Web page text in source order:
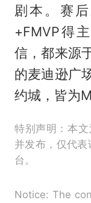
剧本。赛
+FMVP得
信，都来源
的麦迪逊广
约城，皆为
特别声明：本
并发布，仅代
台。
Notice: The